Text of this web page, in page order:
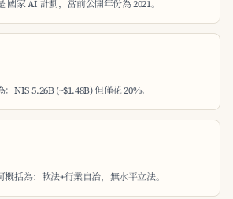
國家 AI 計劃，當前公開年份為 2021。
NIS 5.26B (~$1.48B) 但僅花 20%。
括為：軟法+行業自治，無水平立法。